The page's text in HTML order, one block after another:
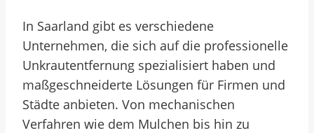
In Saarland gibt es verschiedene
Unternehmen, die sich auf die professionelle
Unkrautentfernung spezialisiert haben und
maßgeschneiderte Lösungen für Firmen und
Städte anbieten. Von mechanischen
Verfahren wie dem Mulchen bis hin zu